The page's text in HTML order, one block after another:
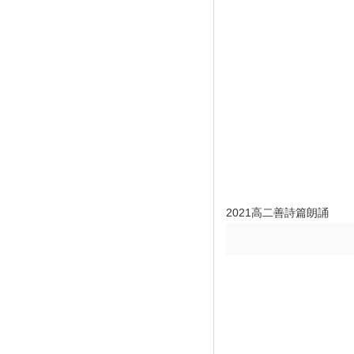
2021高二善詩篇朗誦